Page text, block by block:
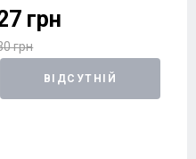
грн
грн
ВІДСУТНІЙ